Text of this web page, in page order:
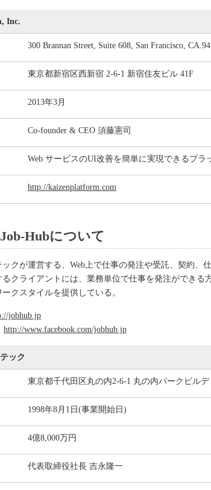
Inc.
300 Brannan Street, Suite 608, San Francisco,
東京都新宿区西新宿 2-6-1 新宿住友ビル 41F
2013年3月
Co-founder & CEO 須藤憲司
Web サービスのUI改善を簡単に実現できるプラ
http://kaizenplatform.com
Job-Hubについて
クが運営する、Web上で仕事の発注や受託、契約
るクライアントには、業務単位で仕事を発注ができ
クスタイルを提供している。
jobhub.jp
http://www.facebook.com/jobhub.jp
ック
東京都千代田区丸の内2-6-1 丸の内パークビルデ
1998年8月1日(事業開始日)
4億8,000万円
代表取締役社長 吉永隆一